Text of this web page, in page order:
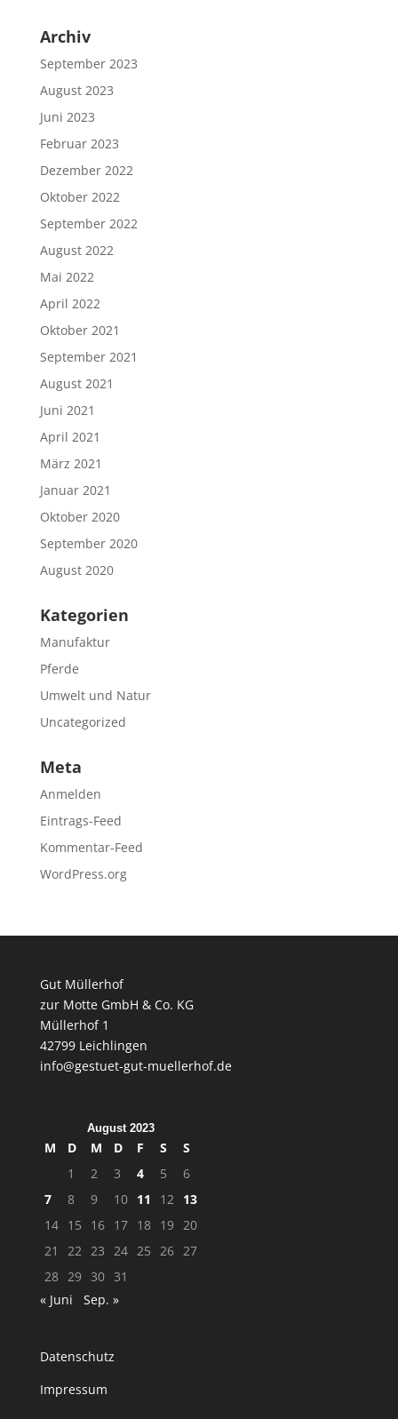
Archiv
September 2023
August 2023
Juni 2023
Februar 2023
Dezember 2022
Oktober 2022
September 2022
August 2022
Mai 2022
April 2022
Oktober 2021
September 2021
August 2021
Juni 2021
April 2021
März 2021
Januar 2021
Oktober 2020
September 2020
August 2020
Kategorien
Manufaktur
Pferde
Umwelt und Natur
Uncategorized
Meta
Anmelden
Eintrags-Feed
Kommentar-Feed
WordPress.org
Gut Müllerhof
zur Motte GmbH & Co. KG
Müllerhof 1
42799 Leichlingen
info@gestuet-gut-muellerhof.de
August 2023
M D M D F S
S
1
2 3 4 5
6
7
8 9 10 11 12 13
14 15 16 17 18 19 20
21
22 23 24 25 26 27
28 29 30 31
« Juni
Sep. »
Datenschutz
Impressum